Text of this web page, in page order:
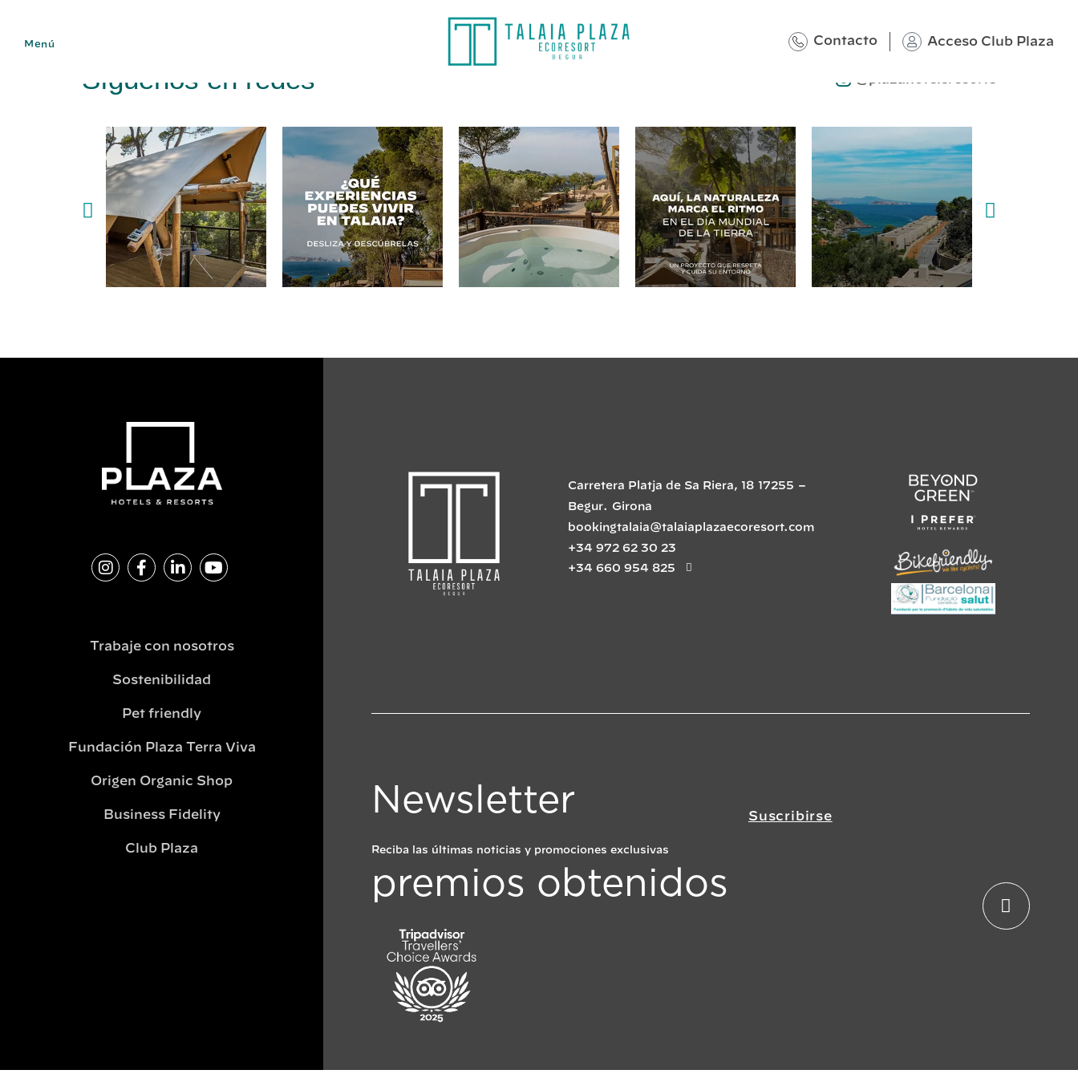
Menú Contacto Acceso Club Plaza
Síguenos en redes
Trabaje con nosotros
Sostenibilidad
Pet friendly
Fundación Plaza Terra Viva
Origen Organic Shop
Business Fidelity
Club Plaza
Carretera Platja de Sa Riera, 18 17255 –
Begur. Girona
bookingtalaia@talaiaplazaecoresort.com
+34 972 62 30 23
+34 660 954 825
Newsletter Suscribirse
Reciba las últimas noticias y promociones exclusivas
premios obtenidos